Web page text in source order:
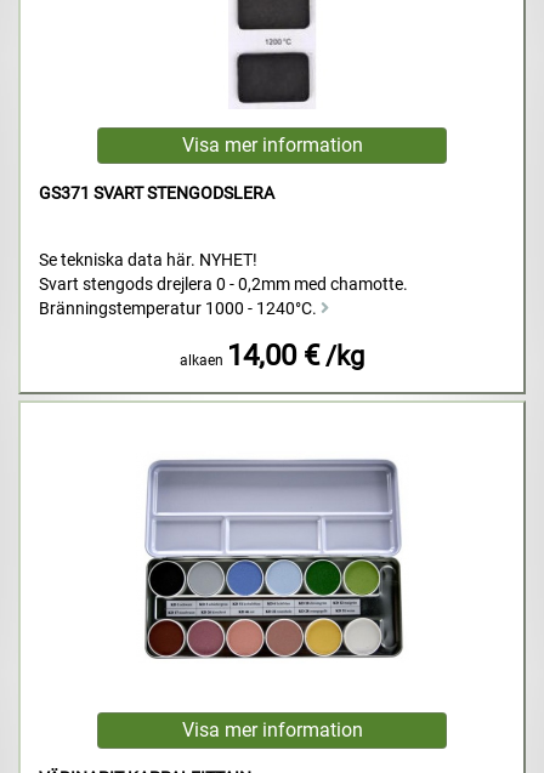
GS371 SVART STENGODSLERA
Se tekniska data här. NYHET!
Svart stengods drejlera 0 - 0,2mm med chamotte.
Bränningstemperatur 1000 - 1240°C.
alkaen 14,00 € /kg